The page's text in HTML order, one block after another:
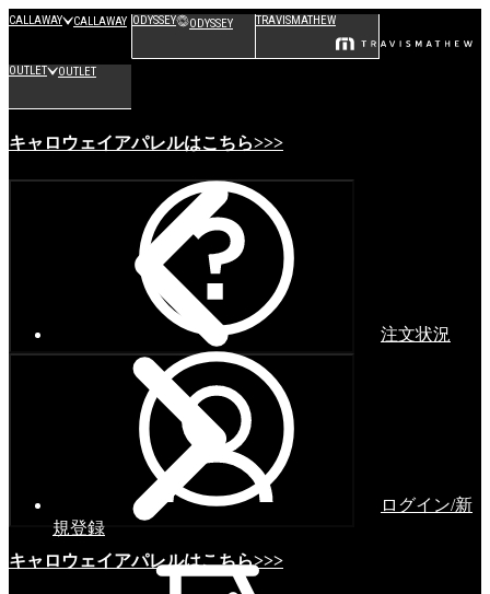
CALLAWAY CALLAWAY ODYSSEY ODYSSEY TRAVISMATHEW
OUTLET OUTLET
キャロウェイアパレルはこちら>>>
キャロウェイアパレルはこちら>>>
注文状況
ログイン/新
規登録